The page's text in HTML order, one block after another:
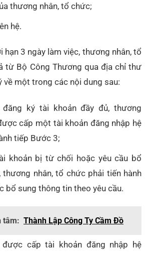
thương nhân, tổ chức;
hệ.
hạn 3 ngày làm việc, thương nhân, tổ
từ Bộ Công Thương qua địa chỉ thư
về một trong các nội dung sau:
ký tài khoản đầy đủ, thương
cấp một tài khoản đăng nhập hệ
tiếp Bước 3;
khoản bị từ chối hoặc yêu cầu bổ
thương nhân, tổ chức phải tiến hành
bổ sung thông tin theo yêu cầu.
tâm: Thành Lập Công Ty Cầm Đồ
cấp tài khoản đăng nhập hệ